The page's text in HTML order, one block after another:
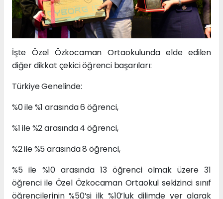
İşte Özel Özkocaman Ortaokulunda elde edilen
diğer dikkat çekici öğrenci başarıları:
Türkiye Genelinde:
%0 ile %1 arasında 6 öğrenci,
%1 ile %2 arasında 4 öğrenci,
%2 ile %5 arasında 8 öğrenci,
%5 ile %10 arasında 13 öğrenci olmak üzere 31
öğrenci ile Özel Özkocaman Ortaokul sekizinci sınıf
öğrencilerinin %50’si ilk %10’luk dilimde yer alarak